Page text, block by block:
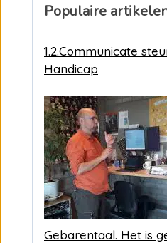
Populaire
1.2.Communicate
Handicap
Gebarentaal. Het is